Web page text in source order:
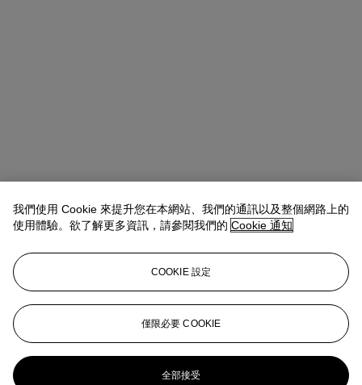
Alexandre Bigler SVP, Head of Watches, Asia Pacific
查閱狀況報告或聯絡我們查詢更多拍品資料
abigler@christies.com
登入
瀏覽狀況報告
更多來自精緻名錶特別呈獻：瑰藏系列
（第二部分）
我們使用 Cookie 來提升您在本網站、我們的通訊以及整個網路上的
使用體驗。欲了解更多資訊，請參閱我們的 Cookie 通知
COOKIE 設定
僅限必要 COOKIE
全部接受